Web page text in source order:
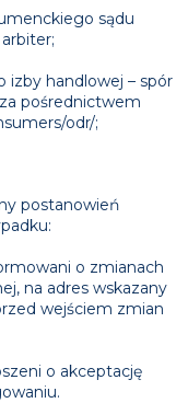
sądu
izby handlowej – spór
pośrednictwem
odr/;
postanowień
o zmianach
na adres wskazany
wejściem zmian
o akceptację